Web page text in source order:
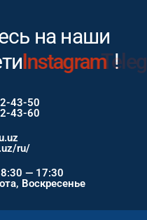
на наши
Instagram!
43-50
43-60
ru/
— 17:30
Воскресенье